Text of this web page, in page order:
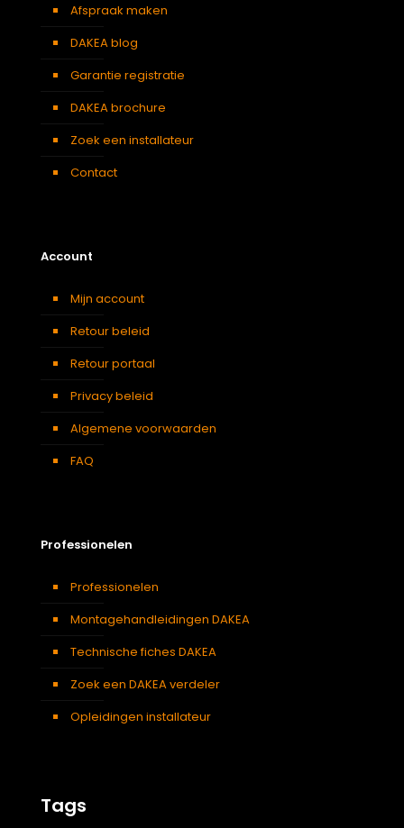
Afspraak maken
DAKEA blog
Garantie registratie
DAKEA brochure
Zoek een installateur
Contact
Account
Mijn account
Retour beleid
Retour portaal
Privacy beleid
Algemene voorwaarden
FAQ
Professionelen
Professionelen
Montagehandleidingen DAKEA
Technische fiches DAKEA
Zoek een DAKEA verdeler
Opleidingen installateur
Tags